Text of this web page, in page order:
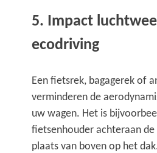
5. Impact l
ecodriving
Een fietsrek, bagagerek of
verminderen de
uw wagen. Het is
fietsenhouder achteraan
plaats van boven op het